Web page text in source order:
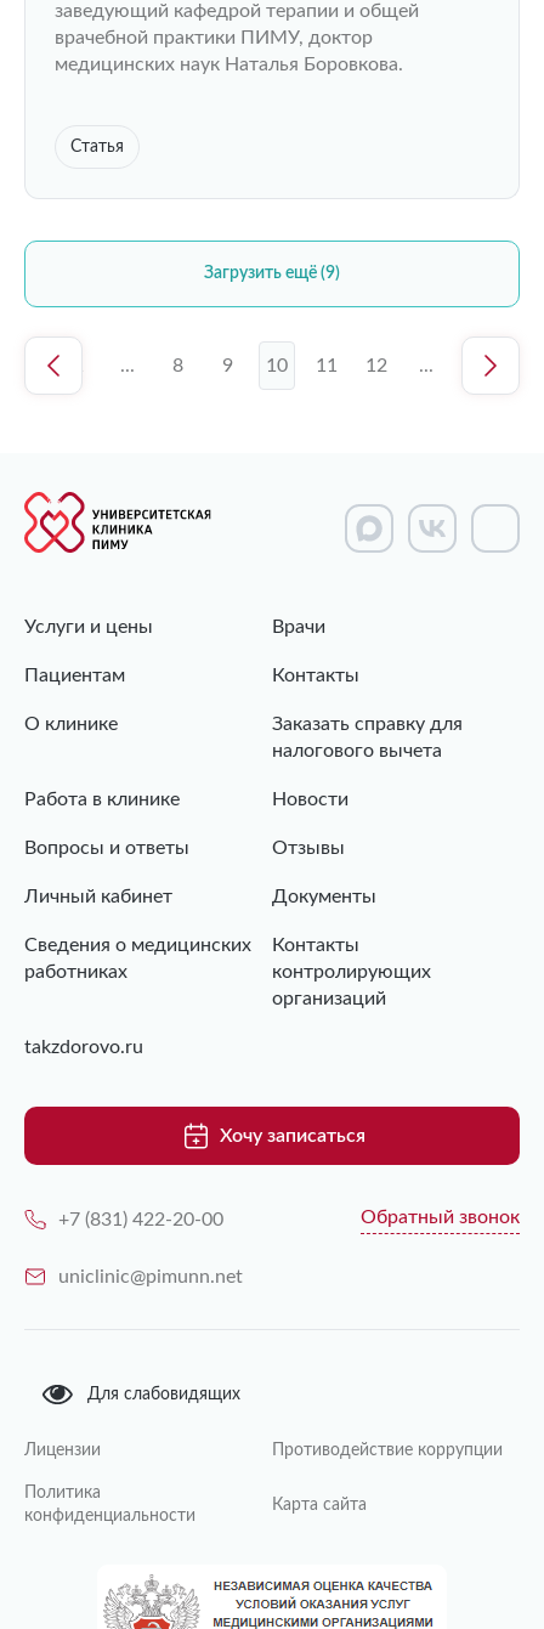
заведующий кафедрой терапии и общей
врачебной практики ПИМУ, доктор
медицинских наук Наталья Боровкова.
Статья
Загрузить ещё (9)
... 8 9 10 11 12 ...
Услуги и цены Врачи
Пациентам Контакты
О клинике
Заказать справку для
налогового вычета
Работа в клинике Новости
Вопросы и ответы Отзывы
Личный кабинет Документы
Сведения о медицинских
работниках
Контакты
контролирующих
организаций
takzdorovo.ru
Хочу записаться
+7 (831) 422-20-00 Обратный звонок
uniclinic@pimunn.net
Для слабовидящих
Лицензии Противодействие коррупции
Политика
конфиденциальности
Карта сайта